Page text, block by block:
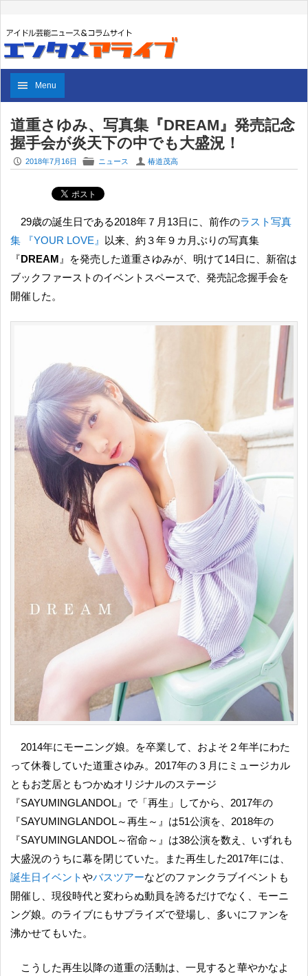
Menu
道重さゆみ、写真集『DREAM』発売記念
握手会が炎天下の中でも大盛況！
P 2018年7月16日 F ニュース U 椿道茂高
29歳の誕生日である2018年７月13日に、前作のラスト写真
集 『YOUR LOVE』
以来、約３年９カ月ぶりの写真集
『DREAM 』を発売した道重さゆみが、明けて14日に、新宿は
ブックファーストのイベントスペースで、発売記念握手会を
開催した。
2014年にモーニング娘。を卒業して、およそ２年半にわた
って休養していた道重さゆみ。2017年の３月にミュージカル
ともお芝居ともつかぬオリジナルのステージ
『SAYUMINGLANDOL』で「再生」してから、2017年の
『SAYUMINGLANDOL～再生～』は51公演を、2018年の
『SAYUMINGLANDOL～宿命～』は38公演を数え、いずれも
大盛況のうちに幕を閉じていた。また再生した2017年には、
誕生日イベントやバスツアーなどのファンクラブイベントも
開催し、現役時代と変わらぬ動員を誇るだけでなく、モーニ
ング娘。のライブにもサプライズで登場し、多いにファンを
沸かせてもいた。
こうした再生以降の道重の活動は、一見すると華やかなよ